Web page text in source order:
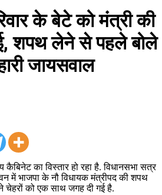
के बेटे को मंत्री की
शपथ लेने से पहले बोले
जायसवाल
का विस्तार हो रहा है. विधानसभा सत्र
में भाजपा के नौ विधायक मंत्रीपद की शपथ
चेहरों को एक साथ जगह दी गई है.